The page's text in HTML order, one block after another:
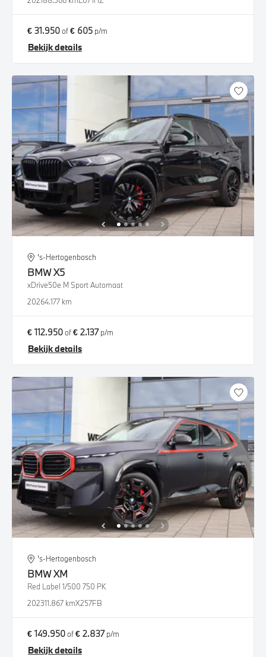
€ 31.950of€ 605 p/m
Bekijk details
's-Hertogenbosch
BMWX5
xDrive50e M Sport Automaat
20264.177 km
€ 112.950of€ 2.137p/m
Bekijk details
's-Hertogenbosch
BMWXM
Red Label 1/500 750 PK
202311.867 kmX257FB
€ 149.950of€ 2.837p/m
Bekijk details